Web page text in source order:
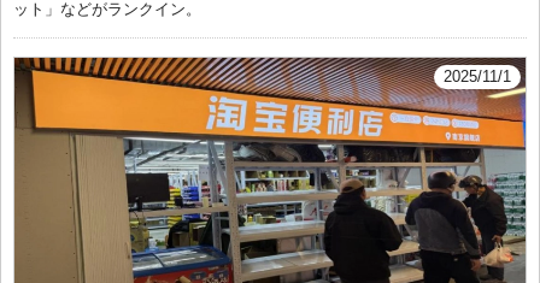
ット」などがランクイン。
2025/11/1